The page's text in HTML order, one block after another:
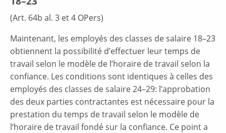
(Art. 64b al. 3 et 4 OPers)
Maintenant, les employés des classes de salaire 18–23
obtiennent la possibilité d’effectuer leur temps de
travail selon le modèle de l’horaire de travail selon la
confiance. Les conditions sont identiques à celles des
employés des classes de salaire 24–29: l’approbation
des deux parties contractantes est nécessaire pour la
prestation du temps de travail selon le modèle de
l’horaire de travail fondé sur la confiance. Ce point a